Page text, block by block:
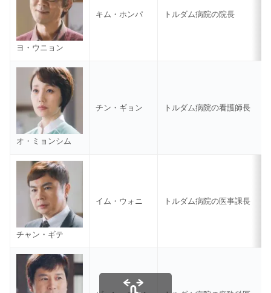
ヨ・ウニョン
キム・ホンパ トルダム病院の院長
オ・ミョンシム
チン・ギョン トルダム病院の看護師長
チャン・ギテ
イム・ウォニ トルダム病院の医事課長